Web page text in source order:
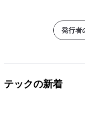
発行者
テックの新着